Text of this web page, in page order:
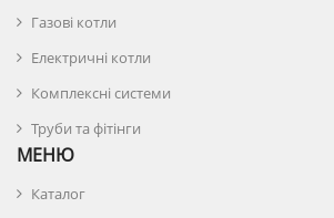
Газові котли
Електричні котли
Комплексні системи
Труби та фітінги
МЕНЮ
Каталог